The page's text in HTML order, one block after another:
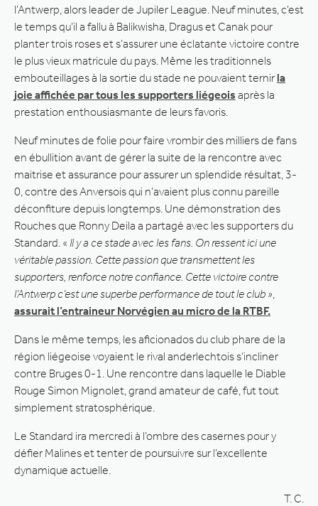
l’Antwerp, alors leader de Jupiler League. Neuf minutes, c’est
le temps qu’il a fallu à Balikwisha, Dragus et Canak pour
planter trois roses et s’assurer une éclatante victoire contre
le plus vieux matricule du pays. Même les traditionnels
embouteillages à la sortie du stade ne pouvaient ternir la
joie affichée par tous les supporters liégeois après la
prestation enthousiasmante de leurs favoris.
Neuf minutes de folie pour faire vrombir des milliers de fans
en ébullition avant de gérer la suite de la rencontre avec
maitrise et assurance pour assurer un splendide résultat, 3-
0, contre des Anversois qui n’avaient plus connu pareille
déconfiture depuis longtemps. Une démonstration des
Rouches que Ronny Deila a partagé avec les supporters du
Standard. « Il y a ce stade avec les fans. On ressent ici une
véritable passion. Cette passion que transmettent les
supporters, renforce notre confiance. Cette victoire contre
l’Antwerp c’est une superbe performance de tout le club »
assurait l’entraineur Norvégien au micro de la RTBF.
Dans le même temps, les aficionados du club phare de la
région liégeoise voyaient le rival anderlechtois s’incliner
contre Bruges 0-1. Une rencontre dans laquelle le Diable
Rouge Simon Mignolet, grand amateur de café, fut tout
simplement stratosphérique.
Le Standard ira mercredi à l’ombre des casernes pour y
défier Malines et tenter de poursuivre sur l’excellente
dynamique actuelle.
T. C.